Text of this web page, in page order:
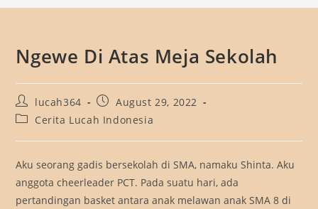
Ngewe Di Atas Meja Sekolah
Post
author:
lucah364
Post
published:
August 29, 2022
PostCerita Lucah Indonesia
Aku seorang gadis bersekolah di SMA, namaku Shinta. Aku
anggota cheerleader PCT. Pada suatu hari, ada
pertandingan basket antara anak melawan anak SMA 8 di